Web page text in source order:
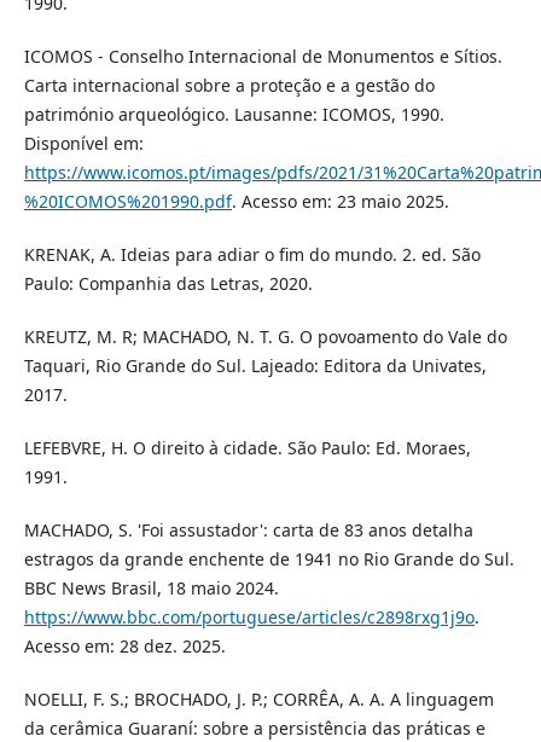
ICOMOS - Conselho Internacional de Monumentos e Sítios.
Carta internacional sobre a proteção e a gestão do
património arqueológico. Lausanne: ICOMOS, 1990.
Disponível em:
https://www.icomos.pt/images/pdfs/2021/
%20ICOMOS%201990.pdf. Acesso em: 23 maio 2025.
KRENAK, A. Ideias para adiar o fim do mundo. 2. ed. São
Paulo: Companhia das Letras, 2020.
KREUTZ, M. R; MACHADO, N. T. G. O povoamento do Vale do
Taquari, Rio Grande do Sul. Lajeado: Editora da Univates,
2017.
LEFEBVRE, H. O direito à cidade. São Paulo: Ed. Moraes,
1991.
MACHADO, S. 'Foi assustador': carta de 83 anos detalha
estragos da grande enchente de 1941 no Rio Grande do Sul.
BBC News Brasil, 18 maio 2024.
https://www.bbc.com/portuguese/articles/c2898rxg1j9o.
Acesso em: 28 dez. 2025.
NOELLI, F. S.; BROCHADO, J. P.; CORRÊA, A. A. A linguagem
da cerâmica Guaraní: sobre a persistência das práticas e